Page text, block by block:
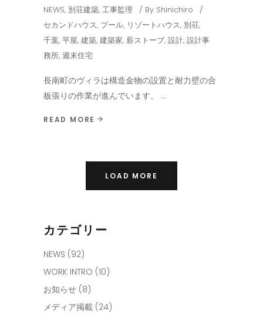
NEWS, 別荘建築, 工事監理 By Shinichiro
セカンドハウス, プール, リゾートハウス, 別荘,
千葉, 平屋, 建築, 建築家, 薪ストーブ, 設計, 設計事
務所, 週末住宅
長南町のヴィラは構造金物の設置と耐力壁の合
板張りの作業が進んでいます。
READ MORE
LOAD MORE
カテゴリー
NEWS (92)
WORK INTRO (10)
お知らせ (8)
メディア掲載 (24)